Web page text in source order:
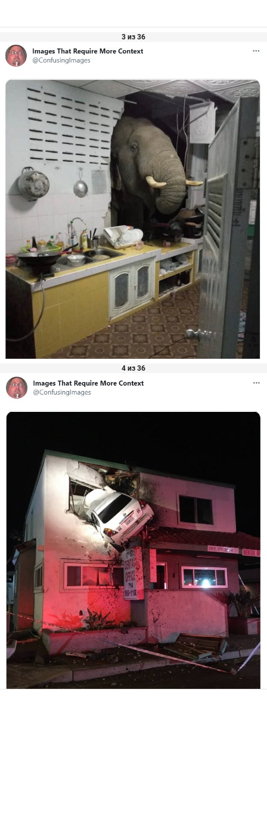
3 из 36
4 из 36